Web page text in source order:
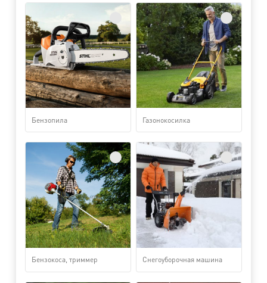
Бензопила Газонокосилка
Бензокоса, триммер Снегоуборочная машина